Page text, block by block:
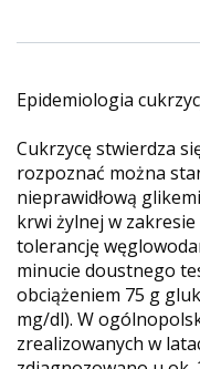
Epidemiologia
Cukrzycę stwierdza
rozpoznać można
nieprawidłową
krwi żylnej w
tolerancję
minucie doustnego
obciążeniem 75 g
mg/dl). W
zrealizowanych w